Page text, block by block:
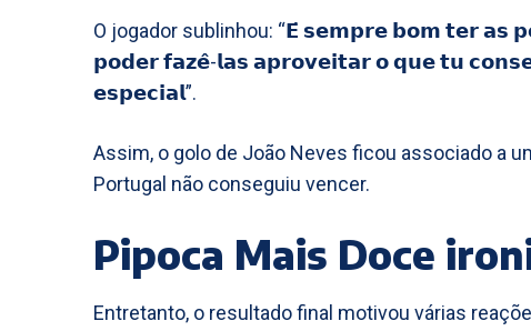
O jogador sublinhou: “𝗘́ 𝘀𝗲𝗺𝗽𝗿𝗲 𝗯𝗼𝗺 𝘁𝗲𝗿
𝗽𝗼𝗱𝗲𝗿 𝗳𝗮𝘇𝗲̂-𝗹𝗮𝘀 𝗮𝗽𝗿𝗼𝘃𝗲𝗶𝘁𝗮𝗿 𝗼 𝗾𝘂𝗲 𝘁𝘂
𝗲𝘀𝗽𝗲𝗰𝗶𝗮𝗹”.
Assim, o golo de João Neves ficou associado a
Portugal não conseguiu vencer.
Pipoca Mais Doce
Entretanto, o resultado final motivou várias